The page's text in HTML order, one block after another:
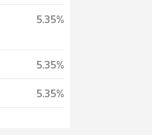
5.35%
5.35%
5.35%